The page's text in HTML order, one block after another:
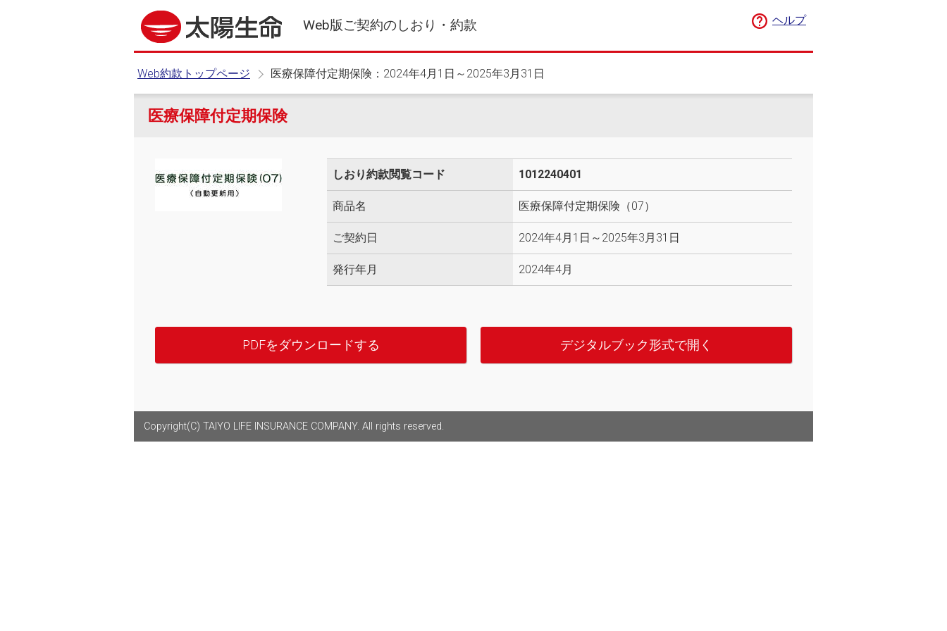
Web版ご契約のしおり・約款 ヘルプ
Web約款トップページ 医療保障付定期保険：2024年4月1日～2025年3月31日
医療保障付定期保険
しおり約款閲覧コード 1012240401
商品名 医療保障付定期保険（07）
ご契約日 2024年4月1日～2025年3月31日
発行年月 2024年4月
PDFをダウンロードする デジタルブック形式で開く
Copyright(C) TAIYO LIFE INSURANCE COMPANY. All rights reserved.